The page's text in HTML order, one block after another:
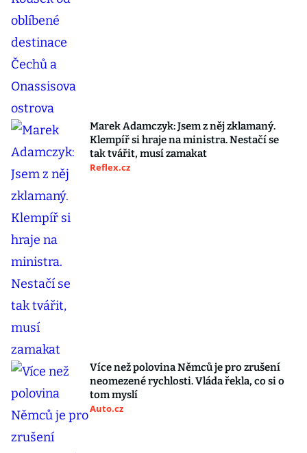
Marek Adamczyk: Jsem z něj zklamaný.
Klempíř si hraje na ministra. Nestačí se
tak tvářit, musí zamakat
Reflex.cz
Více než polovina Němců je pro zrušení
neomezené rychlosti. Vláda řekla, co si o
tom myslí
Auto.cz